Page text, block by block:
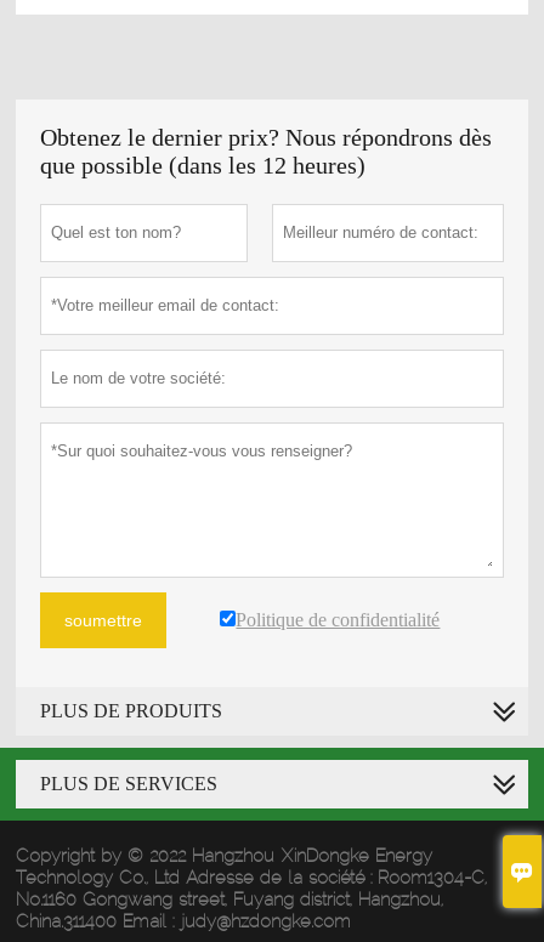

Obtenez le dernier prix? Nous répondrons dès
que possible (dans les 12 heures)
soumettre Politique de confidentialité
PLUS DE PRODUITS
PLUS DE SERVICES
Copyright by © 2022 Hangzhou XinDongke Energy
Technology Co., Ltd Adresse de la société : Room1304-C,
No.1160 Gongwang street, Fuyang district, Hangzhou,
China.311400 Email : judy@hzdongke.com